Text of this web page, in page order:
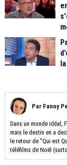
Par Fanny
Dans un monde idéal,
mais le destin en a
le retour de "Qui est
téléfilms de Noël